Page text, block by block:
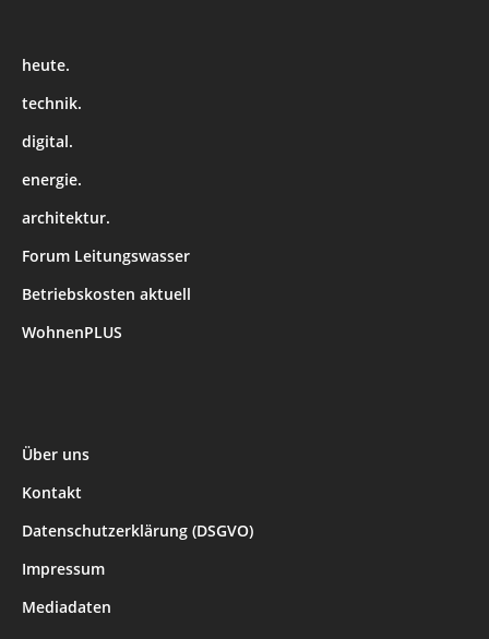
heute.
technik.
digital.
energie.
architektur.
Forum Leitungswasser
Betriebskosten aktuell
WohnenPLUS
Über uns
Kontakt
Datenschutzerklärung (DSGVO)
Impressum
Mediadaten